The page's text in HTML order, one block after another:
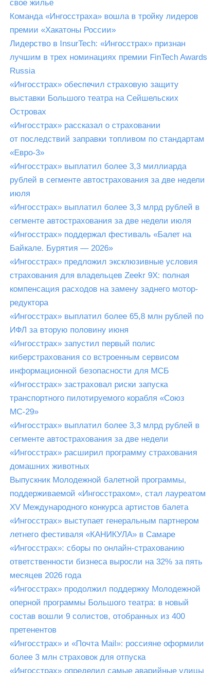
свое жилье
Команда «Ингосстраха» вошла в тройку лидеров
премии «Хакатоны России»
Лидерство в InsurTech: «Ингосстрах» признан
лучшим в трех номинациях премии FinTech Awards
Russia
«Ингосстрах» обеспечил страховую защиту
выставки Большого театра на Сейшельских
Островах
«Ингосстрах» рассказал о страховании
от последствий заправки топливом по стандартам
«Евро-3»
«Ингосстрах» выплатил более 3,3 миллиарда
рублей в сегменте автострахования за две недели
июля
«Ингосстрах» выплатил более 3,3 млрд рублей в
сегменте автострахования за две недели июля
«Ингосстрах» поддержал фестиваль «Балет на
Байкале. Бурятия — 2026»
«Ингосстрах» предложил эксклюзивные условия
страхования для владельцев Zeekr 9X: полная
компенсация расходов на замену заднего мотор-
редуктора
«Ингосстрах» выплатил более 65,8 млн рублей по
ИФЛ за вторую половину июня
«Ингосстрах» запустил первый полис
киберстрахования со встроенным сервисом
информационной безопасности для МСБ
«Ингосстрах» застраховал риски запуска
транспортного пилотируемого корабля «Союз
МС-29»
«Ингосстрах» выплатил более 3,3 млрд рублей в
сегменте автострахования за две недели
«Ингосстрах» расширил программу страхования
домашних животных
Выпускник Молодежной балетной программы,
поддерживаемой «Ингосстрахом», стал лауреатом
XV Международного конкурса артистов балета
«Ингосстрах» выступает генеральным партнером
летнего фестиваля «КАНИКУЛА» в Самаре
«Ингосстрах»: сборы по онлайн-страхованию
ответственности бизнеса выросли на 32% за пять
месяцев 2026 года
«Ингосстрах» продолжил поддержку Молодежной
оперной программы Большого театра: в новый
состав вошли 9 солистов, отобранных из 400
претенентов
«Ингосстрах» и «Почта Mail»: россияне оформили
более 3 млн страховок для отпуска
«Ингосстрах» определил самые аварийные улицы